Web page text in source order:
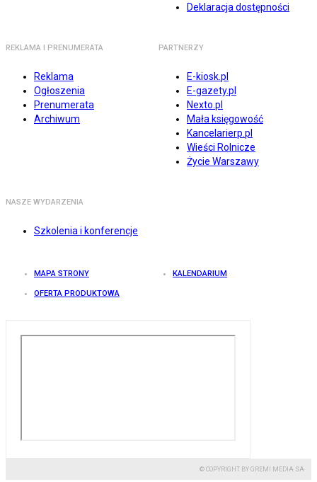
Deklaracja dostępności
REKLAMA I PRENUMERATA
Reklama
Ogłoszenia
Prenumerata
Archiwum
PARTNERZY
E-kiosk.pl
E-gazety.pl
Nexto.pl
Mała księgowość
Kancelarierp.pl
Wieści Rolnicze
Życie Warszawy
NASZE WYDARZENIA
Szkolenia i konferencje
MAPA STRONY KALENDARIUM
OFERTA PRODUKTOWA
© COPYRIGHT BY GREMI MEDIA SA